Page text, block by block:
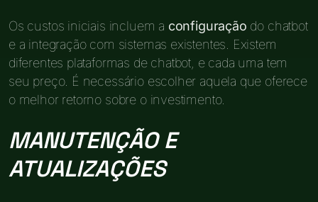
Os custos iniciais incluem a configuração do chatbot
e a integração com sistemas existentes. Existem
diferentes plataformas de chatbot, e cada uma tem
seu preço. É necessário escolher aquela que oferece
o melhor retorno sobre o investimento.
MANUTENÇÃO E
ATUALIZAÇÕES